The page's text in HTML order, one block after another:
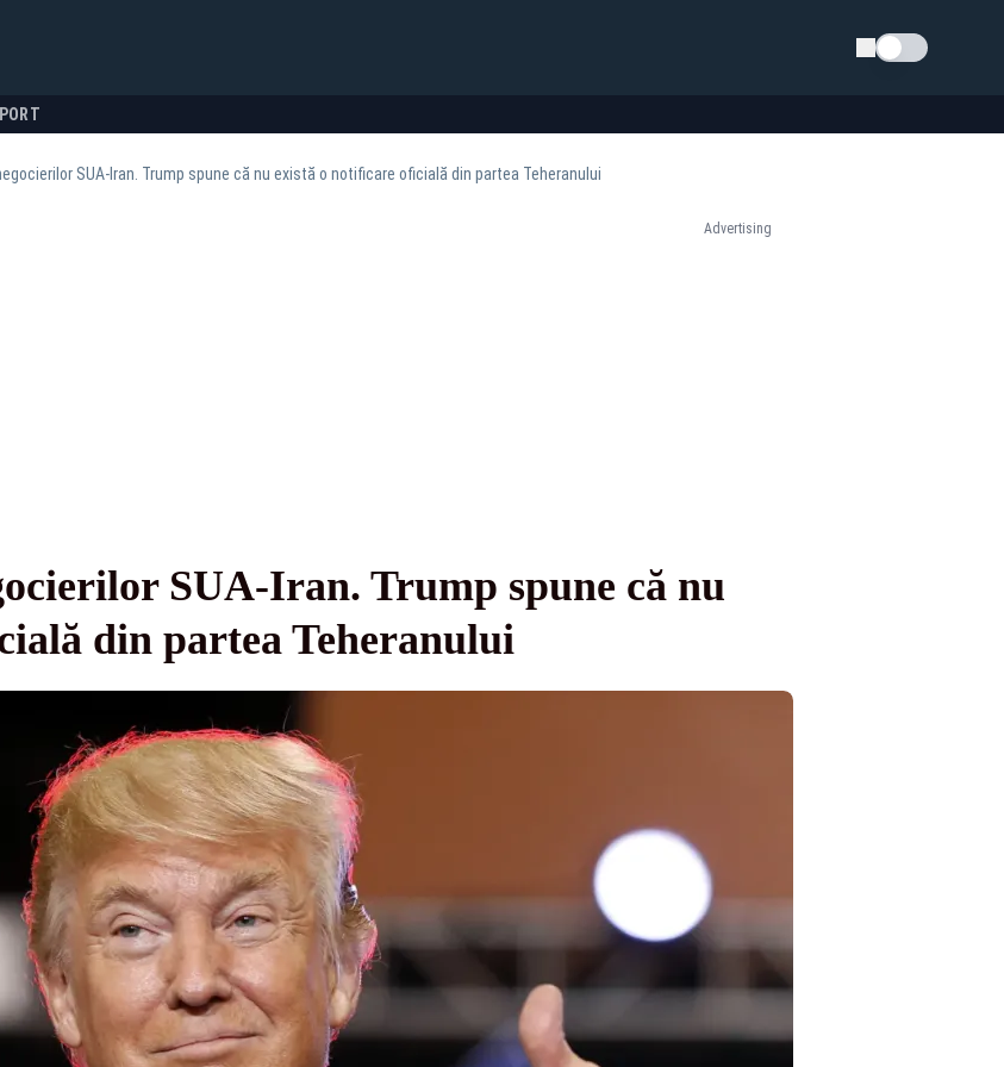
Schimba tema
SUA-Iran. Trump spune că nu există o notificare oficială din partea Teheranului
Advertising
SUA-Iran. Trump spune că nu
din partea Teheranului